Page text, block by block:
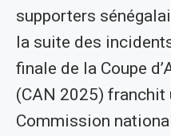
supporters
la suite des
finale de la Coupe
(CAN 2025) franchit
Commission